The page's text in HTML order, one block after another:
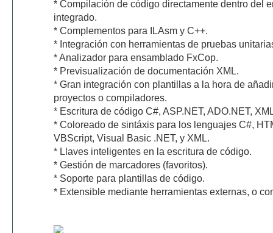
* Compilación de código directamente dentro del
integrado.
* Complementos para ILAsm y C++.
* Integración con herramientas de pruebas
* Analizador para ensamblado FxCop.
* Previsualización de documentación XML.
* Gran integración con plantillas a la hora de
proyectos o compiladores.
* Escritura de código C#, ASP.NET, ADO.NET,
* Coloreado de sintáxis para los lenguajes C#,
VBScript, Visual Basic .NET, y XML.
* Llaves inteligentes en la escritura de código.
* Gestión de marcadores (favoritos).
* Soporte para plantillas de código.
* Extensible mediante herramientas externas, o